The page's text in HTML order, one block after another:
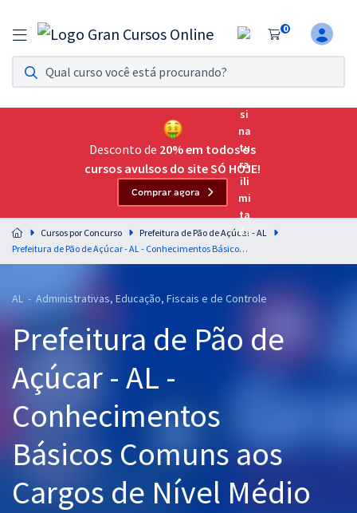
0
Assinatura Ilimitada 11
Acesso a todos os cursos. Teste grátis por 7 dias!
Assinatura OAB Até Passar
Acesso ilimitado a toda preparação para o Exame da
Residências Multiprofissionais
Preparação completa e intensiva para as principais
residências em saúde do Brasil
Cursos 20% OFF
Pós
Graduação
OAB
Desconto de 20% em todos os
cursos avulsos do site SÓ HOJE!
Comprar agora
Cursos por Concurso
Prefeitura de Pão de Açúcar - AL
Prefeitura de Pão de Açúcar - AL - Conhecimentos Básicos Comuns aos Cargos de Nível Médio
AL - Administrativas, Educação, Fiscais e de Controle
Prefeitura de Pão de
Açúcar - AL -
Conhecimentos
Básicos Comuns aos
Cargos de Nível Médio